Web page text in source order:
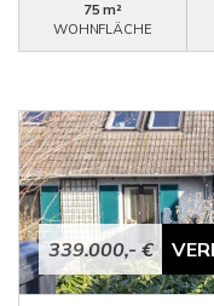
75 m²
WOHNFLÄCHE
339.000,- €